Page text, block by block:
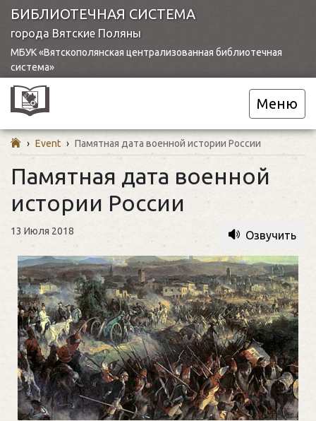
БИБЛИОТЕЧНАЯ СИСТЕМА
города Вятские Поляны
МБУК «Вятскополянская централизованная библиотечная
система»
Меню
› Event › Памятная дата военной истории России
Памятная дата военной
истории России
13 Июля 2018 Озвучить